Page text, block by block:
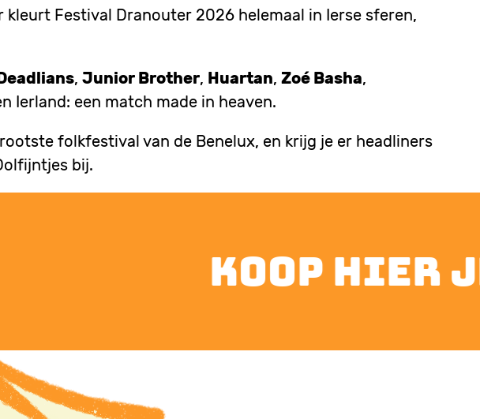
Festival Dranouter 2026 helemaal in Ierse sferen,
, Junior Brother, Huartan, Zoé Basha,
Ierland: een match made in heaven.
folkfestival van de Benelux, en krijg je er headliners
bij.
koop hier